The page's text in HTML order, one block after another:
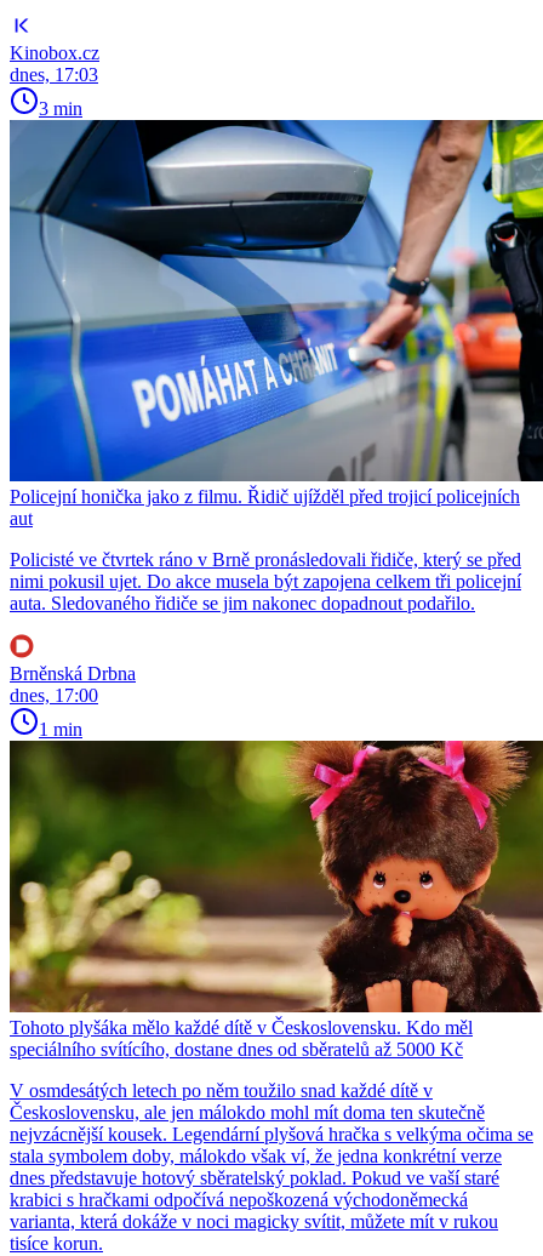
Kinobox.cz
dnes, 17:03
3 min
Policejní honička jako z filmu. Řidič ujížděl před trojicí policejních
aut
Policisté ve čtvrtek ráno v Brně pronásledovali řidiče, který se před
nimi pokusil ujet. Do akce musela být zapojena celkem tři policejní
auta. Sledovaného řidiče se jim nakonec dopadnout podařilo.
Brněnská Drbna
dnes, 17:00
1 min
Tohoto plyšáka mělo každé dítě v Československu. Kdo měl
speciálního svítícího, dostane dnes od sběratelů až 5000 Kč
V osmdesátých letech po něm toužilo snad každé dítě v
Československu, ale jen málokdo mohl mít doma ten skutečně
nejvzácnější kousek. Legendární plyšová hračka s velkýma očima se
stala symbolem doby, málokdo však ví, že jedna konkrétní verze
dnes představuje hotový sběratelský poklad. Pokud ve vaší staré
krabici s hračkami odpočívá nepoškozená východoněmecká
varianta, která dokáže v noci magicky svítit, můžete mít v rukou
tisíce korun.